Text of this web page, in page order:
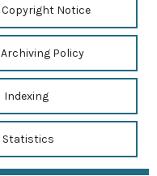
Copyright Notice
Archiving Policy
Indexing
Statistics